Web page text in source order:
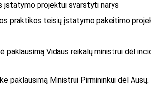
įstatymo projektui svarstyti narys
praktikos teisių įstatymo pakeitimo
paklausimą Vidaus reikalų ministrui dėl
paklausimą Ministrui Pirmininkui dėl